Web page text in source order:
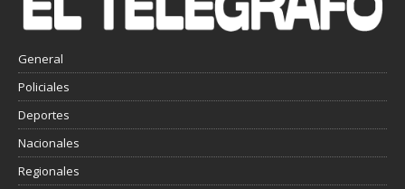
General
Policiales
Deportes
Nacionales
Regionales